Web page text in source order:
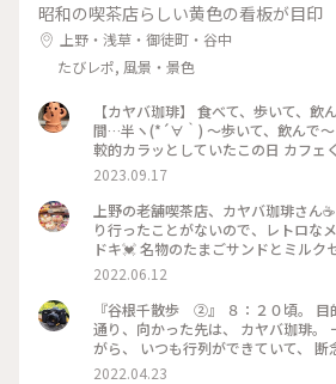
昭和の喫茶店らしい黄色の看板が目印
上野・浅草・御徒町・谷中
たびレポ, 風景・景色
【カヤバ珈琲】 食べて、歩いて、飲んで、観て
間…半ヽ(*´∀｀) 〜歩いて、飲んで
較的カラッとしていたこの日 カフェ
チsetとドーナツを食べ 次は ル・コ
い ひたすら真っ直ぐ道なりに歩いて
琲さんが見える👀 途中…電話があり
500mも通り過ぎていたというミス
なかったので（笑） いつかスムーズ
うと思っていた 「カヤバ珈琲」さん
叶い 「谷中ジンジャー」を（^人^
ールを頂くことが多いのですが こ
る💨💨💨 ガムシロップ…という単語
様な(● ˃̶͈̀ロ˂̶͈́)੭ꠥ⁾⁾ そのお陰でサッパリ
バ珈琲 #秋さんぽ #私のことりっぷ旅
立てたところへひとつでも多く行く
2023.09.17
上野の老舗喫茶店、カヤバ珈琲さん
り行ったことがないので、レトロな
ドキ💓 名物のたまごサンドとミルク
♪ たまごがフワフワで、パンの香り
キは甘さ控えめで、ほんのり香るオ
わい☺️ どちらもとても美味しく、感
サンド #ミルクセーキ #カヤバ珈琲
ことりっぷ
2022.06.12
『谷根千散歩 ②』 ８：２０頃。 目的地に到着。 谷中霊園を
通り、向かった先は、 カヤバ珈琲。
がら、 いつも行列ができていて、 断念
は、前日に、 ８：３０に、ネットで予約。 店内に案
2022.04.23